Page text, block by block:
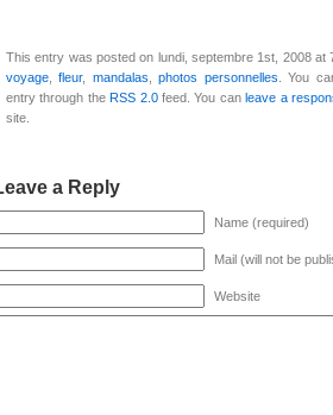
This entry was posted on lundi, septembre 1st, 2008 at
voyage ,fleur, mandalas ,photos personnelles . You
entry through theRSS 2.0feed. You canleave a
site.
a Reply
Name (required)
Mail (will not be
Website